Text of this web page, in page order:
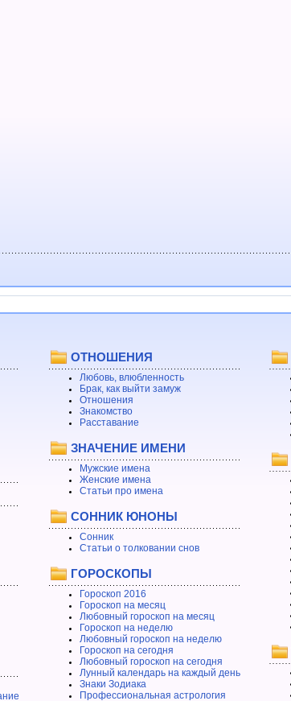
ОТНОШЕНИЯ
Любовь, влюбленность
Брак, как выйти замуж
Отношения
Знакомство
Расставание
ЗНАЧЕНИЕ ИМЕНИ
Мужские имена
Женские имена
Статьи про имена
СОННИК ЮНОНЫ
Сонник
Статьи о толковании снов
ГОРОСКОПЫ
Гороскоп 2016
Гороскоп на месяц
Любовный гороскоп на месяц
Гороскоп на неделю
Любовный гороскоп на неделю
Гороскоп на сегодня
Любовный гороскоп на сегодня
Лунный календарь на каждый день
Знаки Зодиака
Профессиональная астрология